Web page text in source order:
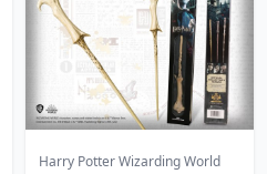
Harry Potter Wizarding World